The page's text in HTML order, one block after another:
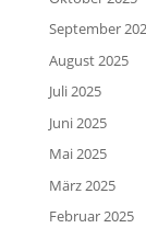
September
August 2025
Juli 2025
Juni 2025
Mai 2025
März 2025
Februar 2025